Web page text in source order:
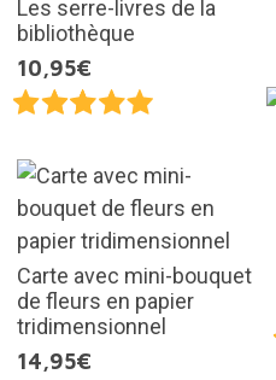
Les serre-livres de la
bibliothèque
10,95€
Carte avec mini-bouquet
de fleurs en papier
tridimensionnel
14,95€